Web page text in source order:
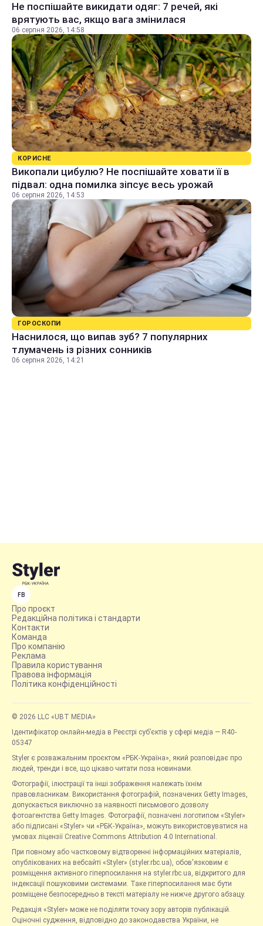
Не поспішайте викидати одяг: 7 речей, які
врятують вас, якщо вага змінилася
06 серпня 2026, 14:58
КОРИСНЕ
Викопали цибулю? Не поспішайте ховати її в
підвал: одна помилка зіпсує весь урожай
06 серпня 2026, 14:53
ГОРОСКОПИ
Наснилося, що випав зуб? 7 популярних
тлумачень із різних сонників
06 серпня 2026, 14:21
FB
Про проєкт
Редакційна політика і стандарти
Контакти
Команда
Про компанію
Реклама
Правила користування
Правова інформація
Політика конфіденційності
© 2026 LLC «UBT MEDIA»
Ідентифікатор онлайн-медіа в Реєстрі суб’єктів у сфері медіа — R40-
05347
Styler є розважальним проєктом «РБК-Україна», який розповідає про
людей, тренди і все, що цікаво читати поза новинами.
Фотографії, ілюстрації та інші зображення належать їхнім
правовласникам. Використання фотографій, позначених Getty Images,
допускається виключно за наявності письмового дозволу
фотоагентства Getty Images. Фотографії, позначені логотипом «Styler»
або підписані «Styler» чи «РБК-Україна», можуть використовуватися на
умовах ліцензії Creative Commons Attribution 4.0 International.
При повному або частковому відтворенні інформаційних матеріалів,
опублікованих на вебсайті «Styler» (styler.rbc.ua), обов'язковим є
розміщення активного гіперпосилання на styler.rbc.ua, відкритого для
індексації пошуковими системами. Таке гіперпосилання має бути
розміщене безпосередньо в тексті матеріалу не нижче другого абзацу.
Редакція «Styler» може не поділяти точку зору авторів публікацій.
Оціночні судження, відповідно до законодавства України, не